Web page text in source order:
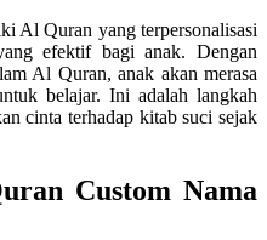
Al Quran yang terpersonalisasi
efektif bagi anak. Dengan
Al Quran, anak akan merasa
belajar. Ini adalah langkah
cinta terhadap kitab suci sejak
Custom Nama